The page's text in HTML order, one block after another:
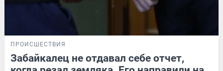
ПРОИСШЕСТВИЯ
Забайкалец не отдавал себе отчет,